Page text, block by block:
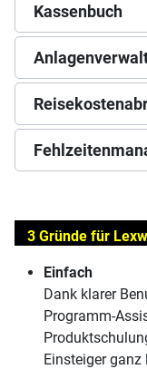
Kassenbuch
3 Gründe für
Einfach
Dank klarer
Programm-
Einsteiger ganz